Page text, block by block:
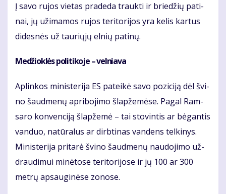
Į sa­vo ru­jos vie­tas pra­de­da trauk­ti ir brie­džių pa­ti­
nai, jų už­ima­mos ru­jos te­ri­to­ri­jos yra ke­lis kar­tus
di­des­nės už tau­rių­jų el­nių pa­ti­nų.
Me­džiok­lės po­li­ti­ko­je – vel­nia­va
Ap­lin­kos mi­nis­te­ri­ja ES pa­tei­kė sa­vo po­zi­ci­ją dėl švi­
no šaud­me­nų ap­ri­bo­ji­mo šlap­že­mė­se. Pa­gal Ram­
sa­ro kon­ven­ci­ją šlap­že­mė – tai sto­vin­tis ar bė­gan­tis
van­duo, na­tū­ra­lus ar dirb­ti­nas van­dens tel­ki­nys.
Mi­nis­te­ri­ja pri­ta­rė švi­no šaud­me­nų nau­do­ji­mo už­
drau­di­mui mi­nė­to­se te­ri­to­ri­jo­se ir jų 100 ar 300
met­rų ap­sau­gi­nė­se zo­no­se.